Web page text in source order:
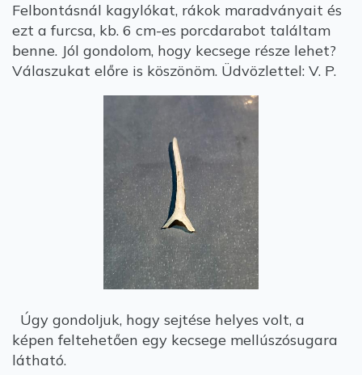
Felbontásnál kagylókat, rákok maradványait és
ezt a furcsa, kb. 6 cm-es porcdarabot találtam
benne. Jól gondolom, hogy kecsege része lehet?
Válaszukat előre is köszönöm. Üdvözlettel: V. P.
Úgy gondoljuk, hogy sejtése helyes volt, a
képen feltehetően egy kecsege mellúszósugara
látható.